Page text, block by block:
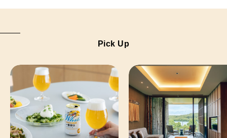
2025年12月号「お酒の新常識。」
Pick Up